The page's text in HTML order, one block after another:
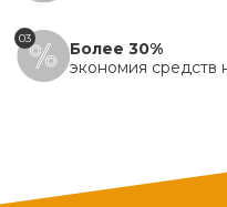
03
Более 30%
экономия средств